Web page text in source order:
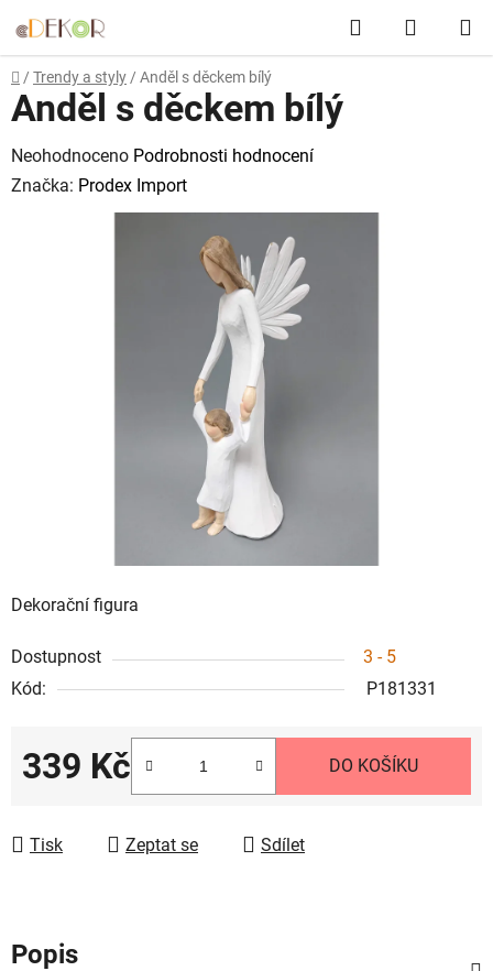
na
obsah
Hledat
KOŠÍK
Domů
/ Trendy a styly / Anděl s děckem bílý
Dekorační figura
Dostupnost
3 - 5
Kód:
P181331
339 Kč DO KOŠÍKU
Tisk Zeptat se Sdílet
Anděl s děckem bílý
Průměrné
hodnocení
Neohodnoceno Podrobnosti hodnocení
Značka: Prodex Import
Popis